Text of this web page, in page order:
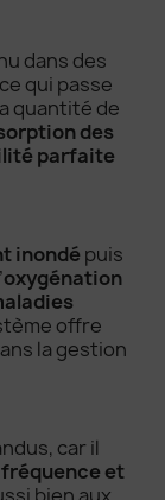
dans des
qui passe
quantité de
des
parfaite
inondé puis
oxygénation
offre
la gestion
car il
et
bien aux